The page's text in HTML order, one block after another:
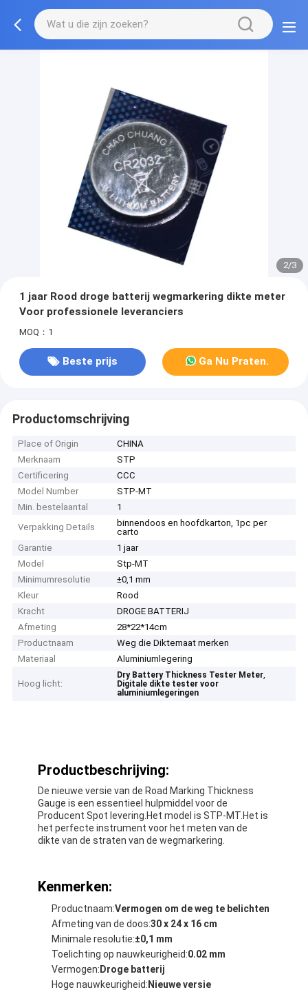
2/3
1 jaar Rood droge batterij wegmarkering dikte meter
Voor professionele leveranciers
MOQ：1
Beste prijs Ga Nu Praten.
Productomschrijving
Place of Origin
CHINA
Merknaam
STP
Certificering
CCC
Model Number
STP-MT
Min. bestelaantal
1
Verpakking Details
binnendoos en hoofdkarton, 1pc per
carto
Garantie
1 jaar
Model
Stp-MT
Minimumresolutie
±0,1 mm
Kleur
Rood
Kracht
DROGE BATTERIJ
Afmeting
28*22*14cm
Productnaam
Weg die Diktemaat merken
Materiaal
Aluminiumlegering
Hoog licht:
Dry Battery Thickness Tester Meter,
Digitale dikte tester voor
aluminiumlegeringen
Productbeschrijving:
De nieuwe versie van de Road Marking Thickness
Gauge is een essentieel hulpmiddel voor de
Producent Spot levering.Het model is STP-MT.Het is
het perfecte instrument voor het meten van de
dikte van de straten van de wegmarkering.
Kenmerken:
Productnaam:Vermogen om de weg te belichten
Afmeting van de doos:30 x 24 x 16 cm
Minimale resolutie:±0,1 mm
Toelichting op nauwkeurigheid:0.02 mm
Vermogen: Droge batterij
Hoge nauwkeurigheid: Nieuwe versie